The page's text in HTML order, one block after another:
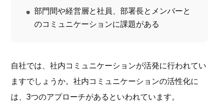
部門間や経営層と社員、部署長とメンバーと
のコミュニケーションに課題がある
自社では、社内コミュニケーションが活発に行われてい
ますでしょうか。社内コミュニケーションの活性化に
は、3つのアプローチがあるといわれています。